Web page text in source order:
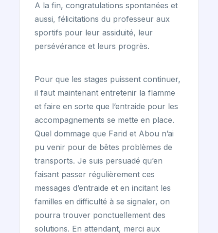
A la fin, congratulations spontanées et
aussi, félicitations du professeur aux
sportifs pour leur assiduité, leur
persévérance et leurs progrès.
Pour que les stages puissent continuer,
il faut maintenant entretenir la flamme
et faire en sorte que l’entraide pour les
accompagnements se mette en place.
Quel dommage que Farid et Abou n’ai
pu venir pour de bêtes problèmes de
transports. Je suis persuadé qu’en
faisant passer régulièrement ces
messages d’entraide et en incitant les
familles en difficulté à se signaler, on
pourra trouver ponctuellement des
solutions. En attendant, merci aux